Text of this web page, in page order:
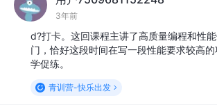
3年前
d?打卡。这回课程主讲了高质量编程和性
门，恰好这段时间在写一段性能要求较高
学促练。
青训营-快乐出发